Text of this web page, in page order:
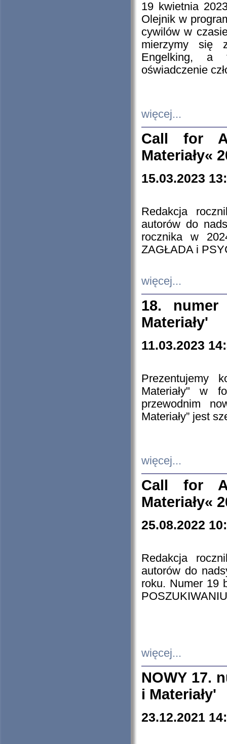
19 kwietnia
Olejnik w
cywilów w
mierzymy się
Engelking, a
oświadczenie
więcej...
Call for
Materiały«
15.03.2023
Redakcja
autorów do
rocznika w
ZAGŁADA i
więcej...
18. numer
Materiały'
11.03.2023
Prezentujemy
Materiały" w
przewodnim
Materiały” jest
więcej...
Call for
Materiały«
25.08.2022
Redakcja
autorów do
roku. Numer 19
więcej...
NOWY 17.
i Materiały'
23.12.2021